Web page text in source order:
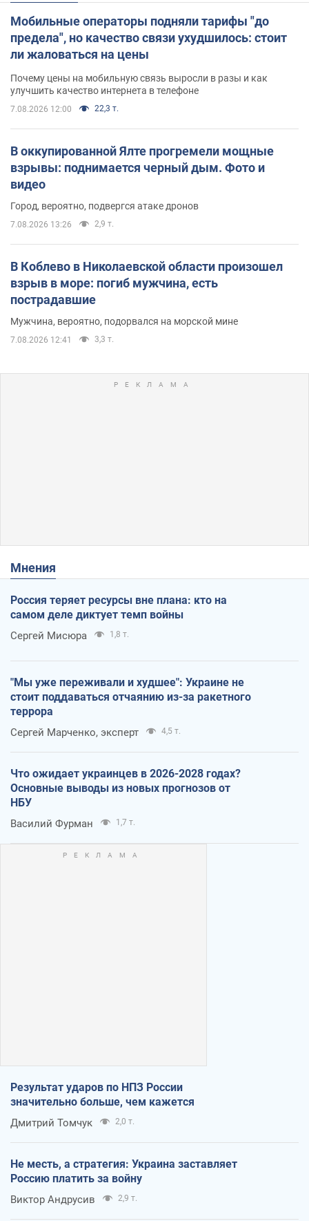
Мобильные операторы подняли тарифы "до
предела", но качество связи ухудшилось: стоит
ли жаловаться на цены
Почему цены на мобильную связь выросли в разы и как
улучшить качество интернета в телефоне
7.08.2026 12:00 22,3 т.
В оккупированной Ялте прогремели мощные
взрывы: поднимается черный дым. Фото и
видео
Город, вероятно, подвергся атаке дронов
7.08.2026 13:26 2,9 т.
В Коблево в Николаевской области произошел
взрыв в море: погиб мужчина, есть
пострадавшие
Мужчина, вероятно, подорвался на морской мине
7.08.2026 12:41 3,3 т.
Мнения
Россия теряет ресурсы вне плана: кто на
самом деле диктует темп войны
Сергей Мисюра 1,8 т.
"Мы уже переживали и худшее": Украине не
стоит поддаваться отчаянию из-за ракетного
террора
Сергей Марченко, эксперт 4,5 т.
Что ожидает украинцев в 2026-2028 годах?
Основные выводы из новых прогнозов от
НБУ
Василий Фурман 1,7 т.
Результат ударов по НПЗ России
значительно больше, чем кажется
Дмитрий Томчук 2,0 т.
Не месть, а стратегия: Украина заставляет
Россию платить за войну
Виктор Андрусив 2,9 т.